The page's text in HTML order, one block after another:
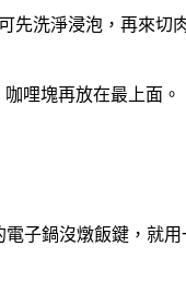
先洗淨浸泡，再來切
哩塊再放在最上面。
子鍋沒燉飯鍵，就